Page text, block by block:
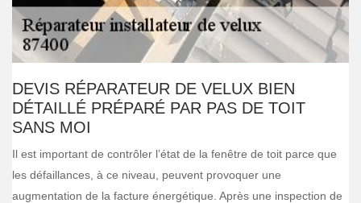
DEVIS RÉPARATEUR DE VELUX BIEN
DÉTAILLÉ PRÉPARÉ PAR PAS DE TOIT
SANS MOI
Il est important de contrôler l’état de la fenêtre de toit parce que
les défaillances, à ce niveau, peuvent provoquer une
augmentation de la facture énergétique. Après une inspection de